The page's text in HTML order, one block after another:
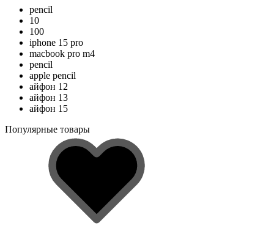
pencil
10
100
iphone 15 pro
macbook pro m4
pencil
apple pencil
айфон 12
айфон 13
айфон 15
Популярные товары